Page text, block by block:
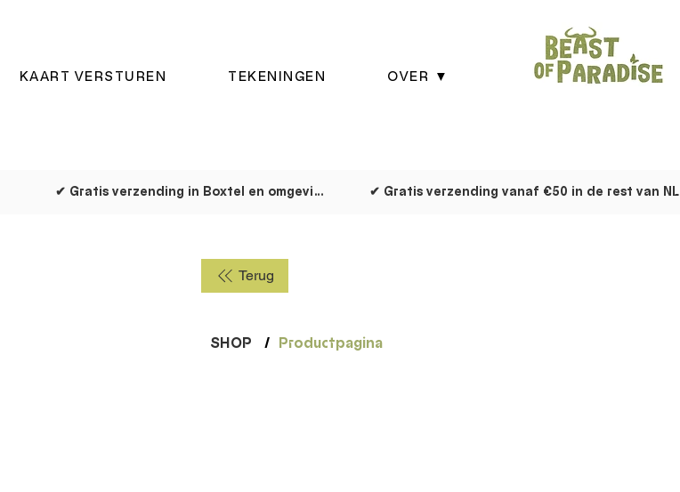
KAART VERSTUREN TEKENINGEN OVER ▼
✔ Gratis verzending in Boxtel en omgeving ✔ Gratis verzending vanaf €50 in de rest van NL
Terug
SHOP / Productpagina